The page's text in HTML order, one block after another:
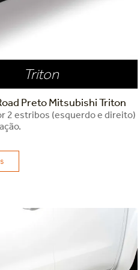
Triton
Preto Mitsubishi Triton
2 estribos (esquerdo e direito)